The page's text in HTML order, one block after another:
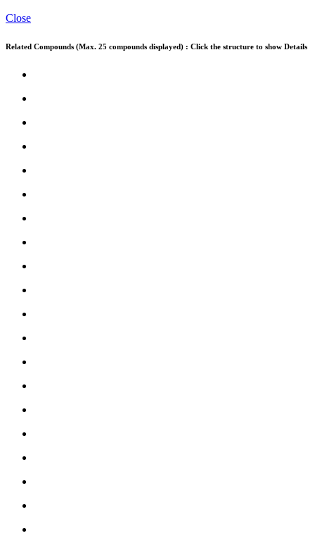
Close
Related Compounds (Max. 25 compounds displayed) : Click the structure to show Details